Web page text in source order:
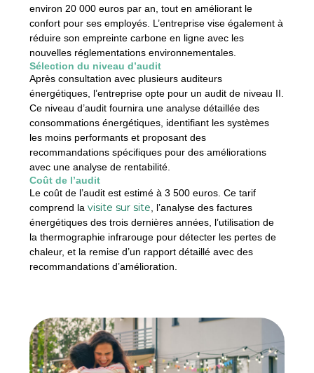
environ 20 000 euros par an, tout en améliorant le
confort pour ses employés. L’entreprise vise également à
réduire son empreinte carbone en ligne avec les
nouvelles réglementations environnementales.
Sélection du niveau d’audit
Après consultation avec plusieurs auditeurs
énergétiques, l’entreprise opte pour un audit de niveau II.
Ce niveau d’audit fournira une analyse détaillée des
consommations énergétiques, identifiant les systèmes
les moins performants et proposant des
recommandations spécifiques pour des améliorations
avec une analyse de rentabilité.
Coût de l’audit
Le coût de l’audit est estimé à 3 500 euros. Ce tarif
comprend lavisite sur site , l’analyse des factures
énergétiques des trois dernières années, l’utilisation de
la thermographie infrarouge pour détecter les pertes de
chaleur, et la remise d’un rapport détaillé avec des
recommandations d’amélioration.